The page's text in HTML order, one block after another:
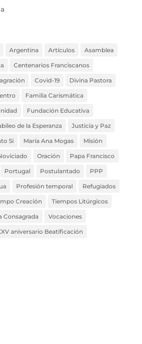
Argentina Artículos Asamblea
Centenarios Franciscanos
Covid-19 Divina Pastora
Familia Carismática
Fundación Educativa
de la Esperanza Justicia y Paz
Si María Ana Mogas Misión
Oración Papa Francisco
Portugal Postulantado PPP
Profesión temporal Refugiados
Creación Tiempos Litúrgicos
Consagrada Vocaciones
aniversario Beatificación